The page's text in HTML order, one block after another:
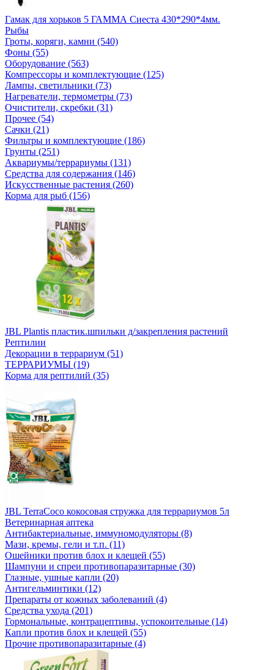
Гамак для хорьков 5 ГАММА Сиеста 430*290*4мм.
Рыбы
Гроты, коряги, камни (540)
Фоны (55)
Оборудование (563)
Компрессоры и комплектующие (125)
Лампы, светильники (73)
Нагреватели, термометры (73)
Очистители, скребки (31)
Прочее (54)
Сачки (21)
Фильтры и комплектующие (186)
Грунты (251)
Аквариумы/террариумы (131)
Средства для содержания (146)
Искусственные растения (260)
Корма для рыб (156)
JBL Plantis пластик.шпильки д/закрепления растений
Рептилии
Декорации в террариум (51)
ТЕРРАРИУМЫ (19)
Корма для рептилий (35)
JBL TerraCoco кокосовая стружка для террариумов 5л
Ветеринарная аптека
Антибактериальные, иммуномодуляторы (8)
Мази, кремы, гели и т.п. (11)
Ошейники против блох и клещей (55)
Шампуни и спреи противопаразитарные (30)
Глазные, ушные капли (20)
Антигельминтики (12)
Препараты от кожных заболеваний (4)
Средства ухода (201)
Гормональные, контрацептивы, успокоительные (14)
Капли против блох и клещей (55)
Прочие противопаразитарные (4)